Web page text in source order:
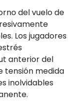
del vuelo de
Los jugadores
anterior del
tensión medida
inolvidables